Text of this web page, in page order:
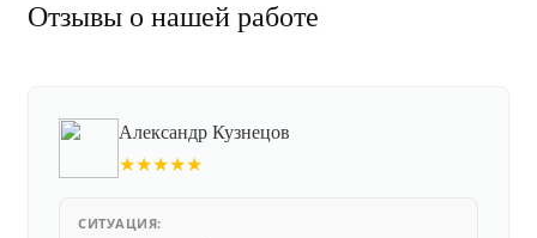
Отзывы о нашей работе
Александр Кузнецов
★★★★★
СИТУАЦИЯ: